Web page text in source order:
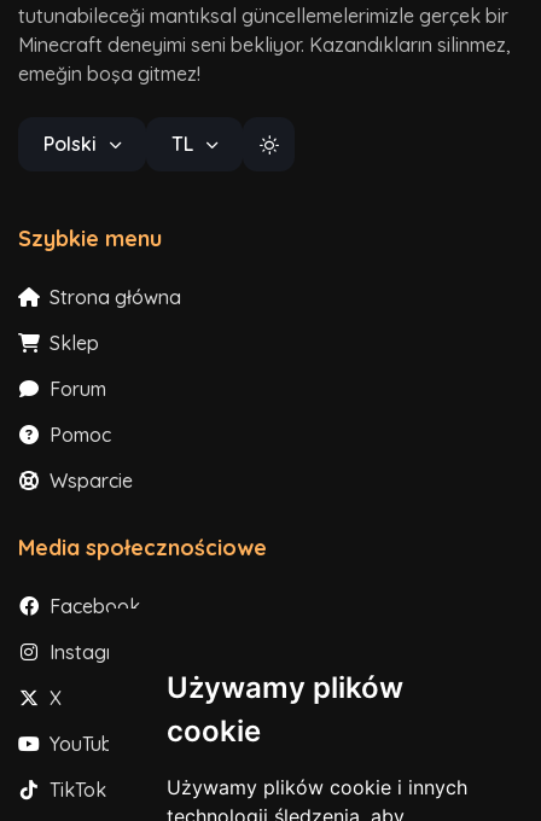
Używamy plików
cookie
Używamy plików cookie i innych
technologii śledzenia, aby
tutunabileceği mantıksal güncellemelerimizle gerçek bir
Minecraft deneyimi seni bekliyor. Kazandıkların silinmez,
emeğin boşa gitmez!
Polski TL
Szybkie menu
Strona główna
Sklep
Forum
Pomoc
Wsparcie
Media społecznościowe
Facebook
Instagram
X
YouTube
TikTok